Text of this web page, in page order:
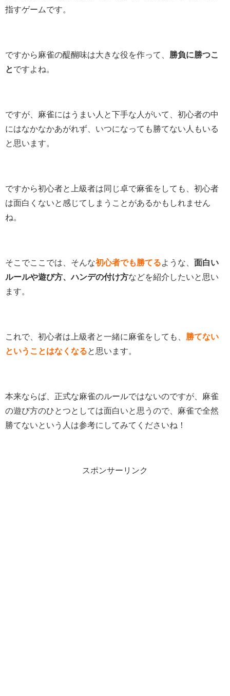
指すゲームです。
ですから麻雀の醍醐味は大きな役を作って、 勝負に勝つこ
とですよね。
ですが、麻雀にはうまい人と下手な人がいて、初心者の中
にはなかなかあがれず、いつになっても勝てない人もいる
と思います。
ですから初心者と上級者は同じ卓で麻雀をしても、初心者
は面白くないと感じてしまうことがあるかもしれません
ね。
そこでここでは、そんな初心者でも勝てるような、 面白い
ルールや遊び方、ハンデの付け方などを紹介したいと思い
ます。
これで、初心者は上級者と一緒に麻雀をしても、 勝てない
ということはなくなると思います。
本来ならば、正式な麻雀のルールではないのですが、麻雀
の遊び方のひとつとしては面白いと思うので、麻雀で全然
勝てないという人は参考にしてみてくださいね！
スポンサーリンク